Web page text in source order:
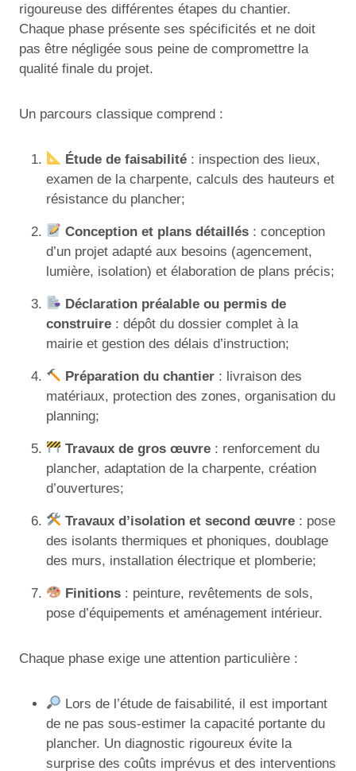
rigoureuse des différentes étapes du chantier.
Chaque phase présente ses spécificités et ne doit
pas être négligée sous peine de compromettre la
qualité finale du projet.
Un parcours classique comprend :
Étude de faisabilité : inspection des lieux,
examen de la charpente, calculs des hauteurs et
résistance du plancher;
Conception et plans détaillés : conception
d’un projet adapté aux besoins (agencement,
lumière, isolation) et élaboration de plans précis;
Déclaration préalable ou permis de
construire : dépôt du dossier complet à la
mairie et gestion des délais d’instruction;
Préparation du chantier : livraison des
matériaux, protection des zones, organisation du
planning;
Travaux de gros œuvre : renforcement du
plancher, adaptation de la charpente, création
d’ouvertures;
Travaux d’isolation et second œuvre : pose
des isolants thermiques et phoniques, doublage
des murs, installation électrique et plomberie;
Finitions : peinture, revêtements de sols,
pose d’équipements et aménagement intérieur.
Chaque phase exige une attention particulière :
Lors de l’étude de faisabilité, il est important
de ne pas sous-estimer la capacité portante du
plancher. Un diagnostic rigoureux évite la
surprise des coûts imprévus et des interventions